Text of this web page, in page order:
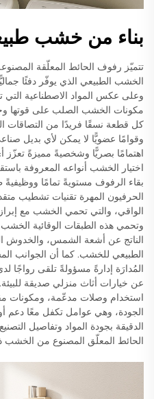
بناء من خشب
تتميّز رفوف الحائط المعلّقة
الخشب الطبيعي الذي يوفّر دفئًا
وعلى عكس المواد الاصطناعية التي
مكونات الخشب الصلب على قوتها
كل قطعة نسقًا فريدًا من التصاقات
وقوامًا عضويًّا لا يمكن لأي بديل
اهتمامًا بصريًّا وشخصيةً مميزةً
اختيار الخشب أنواعه المعروفة
بقاء الرفوف مستويةً تمامًا
الحرفيون المهرة تقنيات تشطيب
الواقي، والتي تحمي الخشب مع
وتحمي هذه الطبقات الوقائية
الناتج عن أشعة الشمس، والخدوش
الطبيعي للخشب. كما أن الجوانب
المُدارَة إدارةً مسؤولةً تلقى رواجًا
عن خيارات أثاث منزلي صديقة
استخدام وصلات مدعّمة، ومكونات
الجودة، وهي عوامل تكفل معًا دعم
الدقيقة بجودة المواد وتفاصيل
الحائط المعلّق المصنوع من الخشب